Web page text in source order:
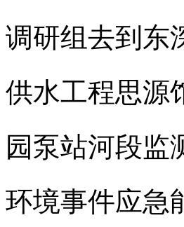
调研组去到东
供水工程思源
园泵站河段监
环境事件应急